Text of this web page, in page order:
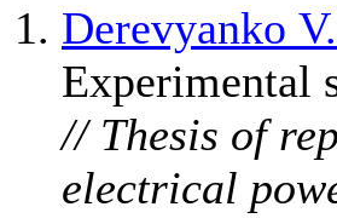
Derevyanko
Experimental
// Thesis of
electrical